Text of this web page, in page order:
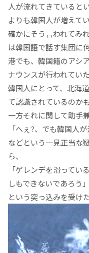
人が流れてきていると
よりも韓国人が増えて
確かにそう言われてみ
は韓国語で話す集団に
港でも、韓国籍のアシ
ナウンスが行われてい
韓国人にとって、北海
て認識されているのか
一方それに関して助手
「へぇ?、でも韓国人
などという一見正当な
ら、
「ゲレンデを滑って
しもできないであろう」
という突っ込みを受け